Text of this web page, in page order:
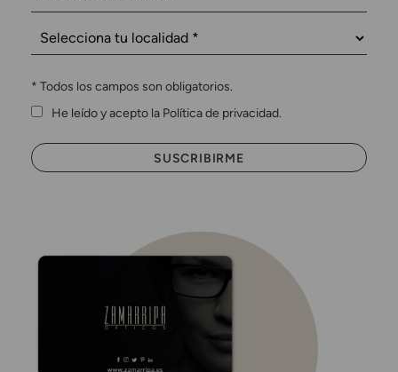
* Todos los campos son obligatorios.
He leído y acepto la Política de privacidad.